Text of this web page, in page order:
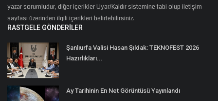
yazar sorumludur, diğer içerikler Uyar/Kaldır sistemine tabi olup iletişim
sayfası üzerinden ilgili içerikleri belirtebilirsiniz.
RASTGELE GÖNDERILER
Şanlıurfa Valisi Hasan Şıldak: TEKNOFEST 2026
Hazırlıkları...
Ay Tarihinin En Net Görüntüsü Yayınlandı